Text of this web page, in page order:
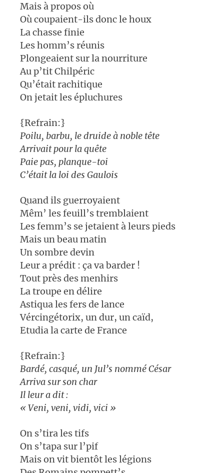
Mais à propos où
Où coupaient-ils donc le houx
La chasse finie
Les homm’s réunis
Plongeaient sur la nourriture
Au p’tit Chilpéric
Qu’était rachitique
On jetait les épluchures
{Refrain:}
Poilu, barbu, le druide à noble tête
Arrivait pour la quête
Paie pas, planque-toi
C’était la loi des Gaulois
Quand ils guerroyaient
Mêm’ les feuill’s tremblaient
Les femm’s se jetaient à leurs pieds
Mais un beau matin
Un sombre devin
Leur a prédit : ça va barder !
Tout près des menhirs
La troupe en délire
Astiqua les fers de lance
Vércingétorix, un dur, un caïd,
Etudia la carte de France
{Refrain:}
Bardé, casqué, un Jul’s nommé César
Arriva sur son char
Il leur a dit :
« Veni, veni, vidi, vici »
On s’tira les tifs
On s’tapa sur l’pif
Mais on vit bientôt les légions